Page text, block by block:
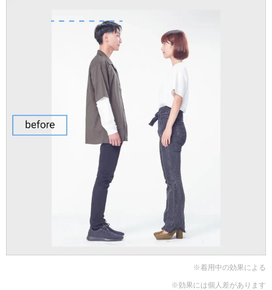
※着用中の効果による
※効果には個人差があります